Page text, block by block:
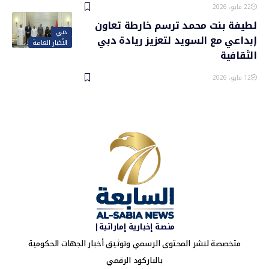
22 مايو، 2026
دبي
الأخبار العامة
لطيفة بنت محمد ترسم خارطة تعاون
إبداعي مع السويد لتعزيز ريادة دبي
الثقافية
12 مايو، 2026
منصة إخبارية إماراتية|
متخصصة لنشر المحتوى الرسمي وتوثيق أخبار الجهات الحكومية
بالباركود الرقمي